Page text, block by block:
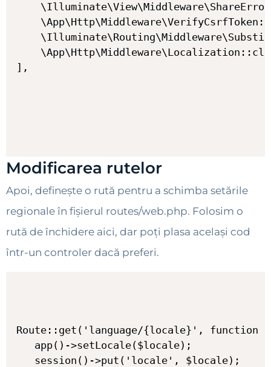
],
Modificarea rutelor
Apoi, definește o rută pentru a schimba setările
regionale în fișierul routes/web.php. Folosim o
rută de închidere aici, dar poți plasa același cod
într-un controler dacă preferi.
Route::get('language/{locale}', function
   app()->setLocale($locale);
   session()->put('locale', $locale);